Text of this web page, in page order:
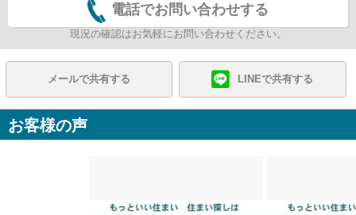
電話でお問い合わせする
現況の確認はお気軽にお問い合わせください。
メールで共有する LINEで共有する
お客様の声